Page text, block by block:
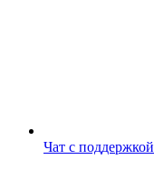
Чат с поддержкой